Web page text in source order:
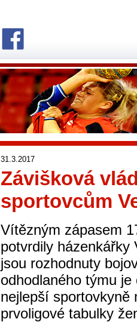
31.3.2017
Závišková
sportovcům
Vítězným zápasem
potvrdily házenkářky
jsou rozhodnuty
odhodlaného týmu
nejlepší sportovkyně
prvoligové tabulky